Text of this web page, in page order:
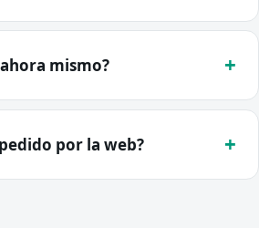
mismo?
por la web?